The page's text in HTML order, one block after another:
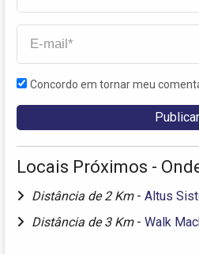
Concordo em tornar meu
Locais Próximos -
Distância de 2 Km - Altus
Distância de 3 Km - Walk